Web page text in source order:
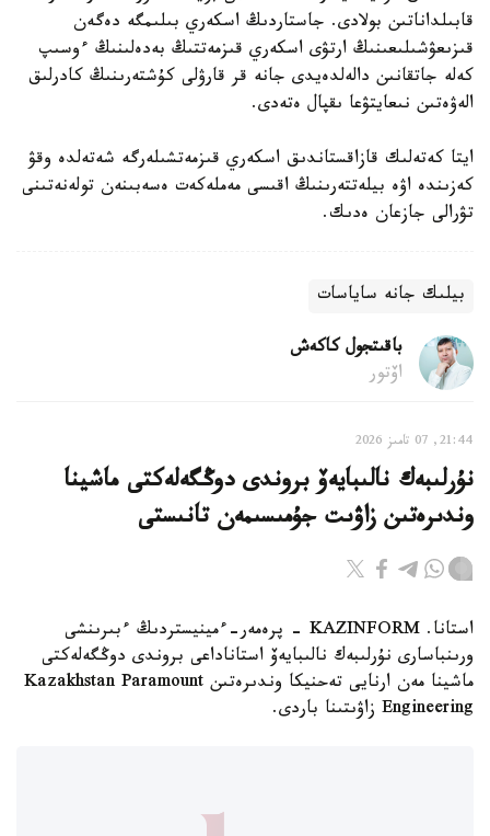
قابىلداناتىن بولادى. جاستاردىڭ اسكەري بىلىمگە دەگەن
قىزىعۋشىلىعىنىڭ ارتۋى اسكەري قىزمەتتىڭ بەدەلىنىڭ ءوسىپ
كەلە جاتقانىن دالەلدەيدى جانە قر قارۋلى كۇشتەرىنىڭ كادرلىق
الەۋەتىن نىعايتۋعا ىقپال ەتەدى.
ايتا كەتەلىك قازاقستاندىق اسكەري قىزمەتشىلەرگە شەتەلدە وقۋ
كەزىندە اۋە بيلەتتەرىنىڭ اقىسى مەملەكەت ەسەبىنەن تولەنەتىنى
تۋرالى جازعان ەدىك.
بيلىك جانە ساياسات
باقىتجول كاكەش
اۆتور
21:44, 07 تامىز 2026
نۇرلىبەك نالىبايەۆ بروندى دوڭگەلەكتى ماشينا
وندىرەتىن زاۋىت جۇمىسىمەن تانىستى
استانا. KAZINFORM - پرەمەر-ءمينيستردىڭ ءبىرىنشى
ورىنباسارى نۇرلىبەك نالىبايەۆ استاناداعى بروندى دوڭگەلەكتى
ماشينا مەن ارنايى تەحنيكا وندىرەتىن Kazakhstan Paramount
Engineering زاۋىتىنا باردى.